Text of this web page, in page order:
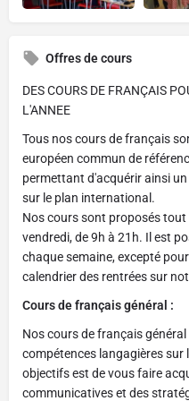
Offres de cours
DES COURS DE FRANÇAIS
L'ANNEE
Tous nos cours de français
européen commun de
permettant d'acquérir ainsi
sur le plan international.
Nos cours sont proposés tout
vendredi, de 9h à 21h. Il est
chaque semaine, excepté
calendrier des rentrées sur
Cours de français général :
Nos cours de français
compétences langagières sur
objectifs est de vous faire
communicatives et des